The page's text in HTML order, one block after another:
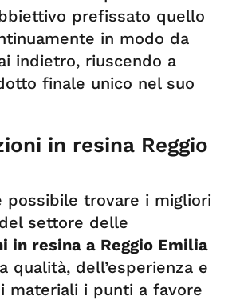
prefissato quello
in modo da
indietro, riuscendo a
finale unico nel suo
in resina Reggio
possibile trovare i migliori
settore delle
in resina a Reggio Emilia
qualità, dell’esperienza e
materiali i punti a favore